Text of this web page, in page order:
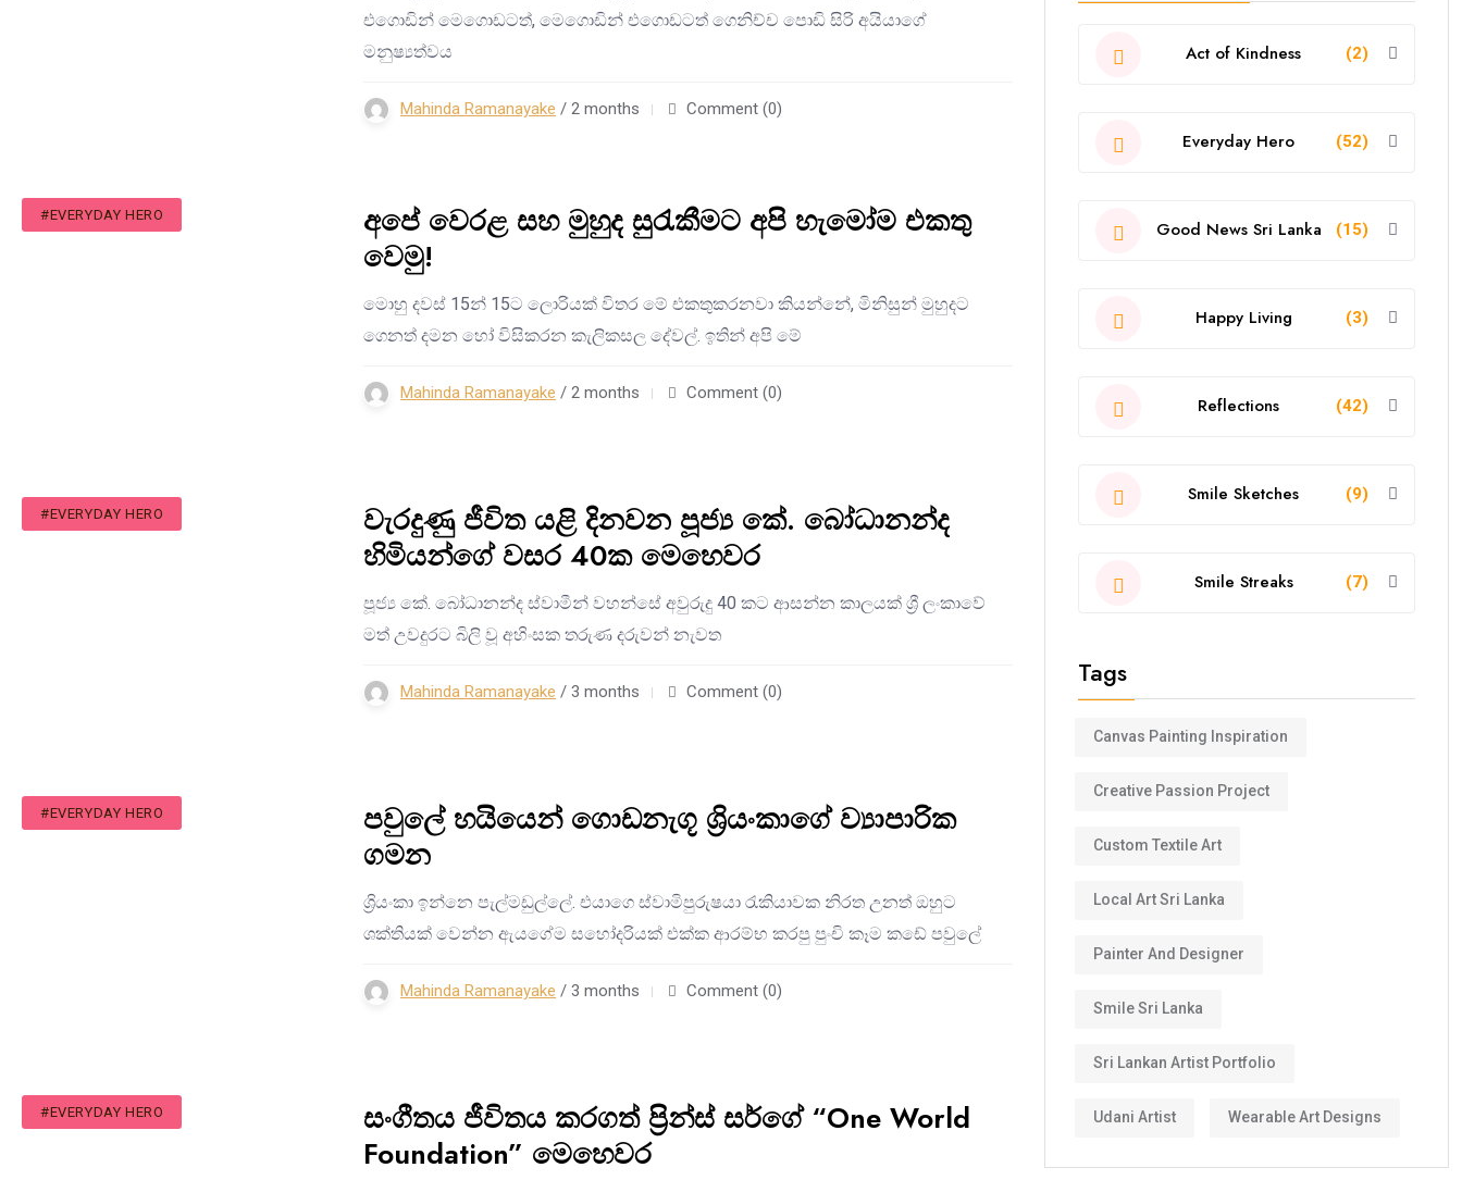
එගොඩින් මෙගොඩටත්, මෙගොඩින් එගොඩටත් ගෙනිච්ච පොඩි සිරි අයියාගේ
මනුෂ්‍යත්වය
Mahinda Ramanayake / 2 months Comment (0)
#EVERYDAY HERO
අපේ වෙරළ සහ මුහුද සුරැකීමට අපි හැමෝම එකතු
වෙමු!
මොහු දවස් 15න් 15ට ලොරියක් විතර මේ එකතුකරනවා කියන්නේ, මිනිසුන් මුහුදට
ගෙනත් දමන හෝ විසිකරන කැලිකසල දේවල්. ඉතින් අපි මේ
Mahinda Ramanayake / 2 months Comment (0)
#EVERYDAY HERO
වැරදුණු ජීවිත යළි දිනවන පූජ්‍ය කේ. බෝධානන්ද
හිමියන්ගේ වසර 40ක මෙහෙවර
පූජ්‍ය කේ. බෝධානන්ද ස්වාමීන් වහන්සේ අවුරුදු 40 කට ආසන්න කාලයක් ශ්‍රී ලංකාවේ
මත් උවදුරට බිලි වූ අහිංසක තරුණ දරුවන් නැවත
Mahinda Ramanayake / 3 months Comment (0)
#EVERYDAY HERO
පවුලේ හයියෙන් ගොඩනැගූ ශ්‍රියංකාගේ ව්‍යාපාරික
ගමන
ශ්‍රියංකා ඉන්නෙ පැල්මඩුල්ලේ. එයාගෙ ස්වාමිපුරුෂයා රැකියාවක නිරත උනත් ඔහුට
ශක්තියක් වෙන්න ඇයගේම සහෝදරියක් එක්ක ආරම්භ කරපු පුංචි කෑම කඩේ පවුලේ
Mahinda Ramanayake / 3 months Comment (0)
#EVERYDAY HERO
සංගීතය ජීවිතය කරගත් ප්‍රින්ස් සර්ගේ “One World
Foundation” මෙහෙවර
Act of Kindness (2)
Everyday Hero (52)
Good News Sri Lanka (15)
Happy Living (3)
Reflections (42)
Smile Sketches (9)
Smile Streaks (7)
Tags
Canvas Painting Inspiration
Creative Passion Project
Custom Textile Art
Local Art Sri Lanka
Painter And Designer
Smile Sri Lanka
Sri Lankan Artist Portfolio
Udani Artist Wearable Art Designs